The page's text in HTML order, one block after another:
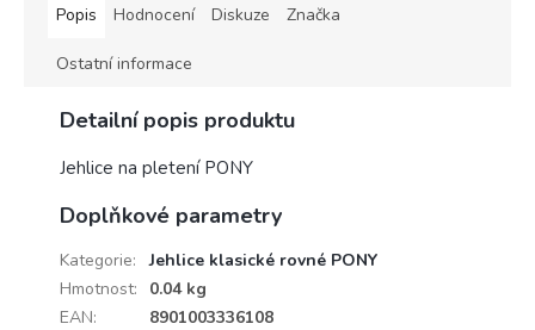
Popis Hodnocení Diskuze Značka
Ostatní informace
Detailní popis produktu
Jehlice na pletení PONY
Doplňkové parametry
Kategorie:
Jehlice klasické rovné PONY
Hmotnost:
0.04 kg
EAN: 8901003336108